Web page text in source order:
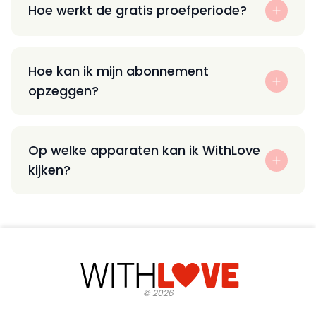
Hoe werkt de gratis proefperiode?
Hoe kan ik mijn abonnement
opzeggen?
Op welke apparaten kan ik WithLove
kijken?
©2026